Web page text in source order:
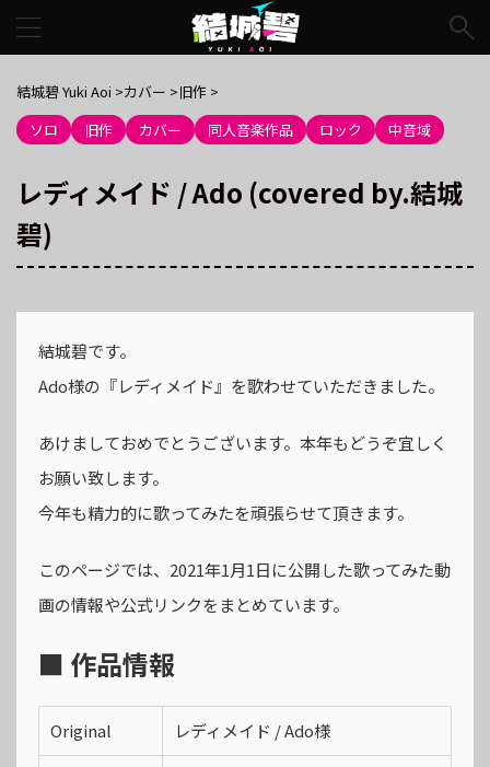
結城碧 Yuki Aoi >カバー >旧作 >
ソロ
旧作 カバー 同人音楽作品 ロック 中音域
レディメイド / Ado (covered by.結城
碧)
結城碧です。
Ado様の『レディメイド』を歌わせていただきました。
あけましておめでとうございます。本年もどうぞ宜しく
お願い致します。
今年も精力的に歌ってみたを頑張らせて頂きます。
このページでは、2021年1月1日に公開した歌ってみた動
画の情報や公式リンクをまとめています。
■ 作品情報
Original レディメイド / Ado様